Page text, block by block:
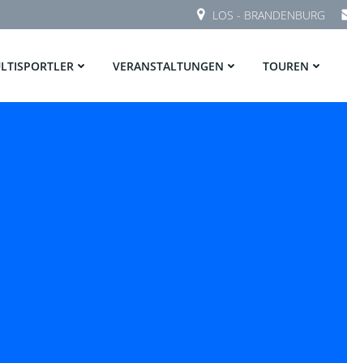
LOS - BRANDENBURG
VERANSTALTUNGEN TOUREN